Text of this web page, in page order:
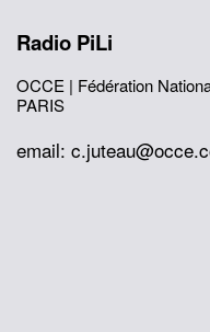
Radio PiLi
OCCE | Fédération
PARIS
email: